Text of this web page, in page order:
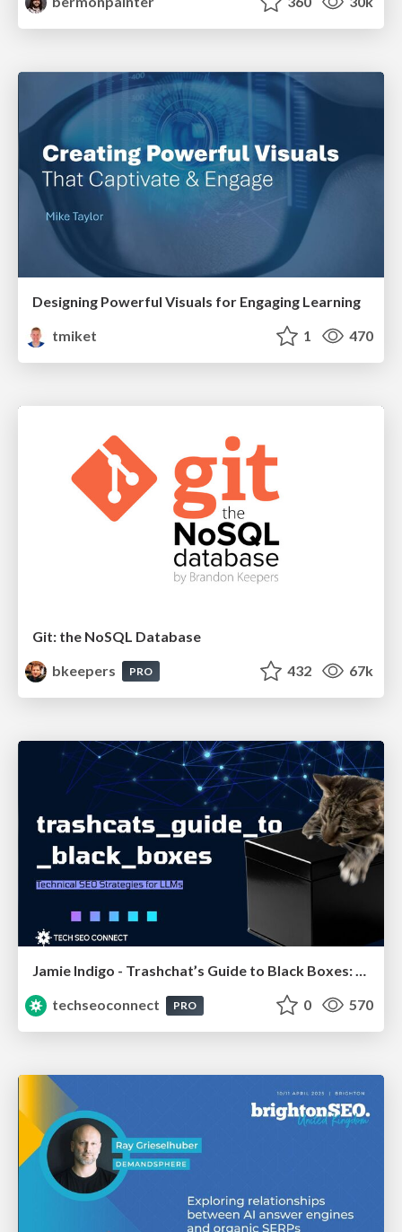
Designing Powerful Visuals for Engaging Learning
tmiket
1 470
Git: the NoSQL Database
bkeepers
PRO 432 67k
Jamie Indigo - Trashchat’s Guide to Black Boxes: Technical SEO Tactics for LLMs
techseoconnect
PRO 0 570